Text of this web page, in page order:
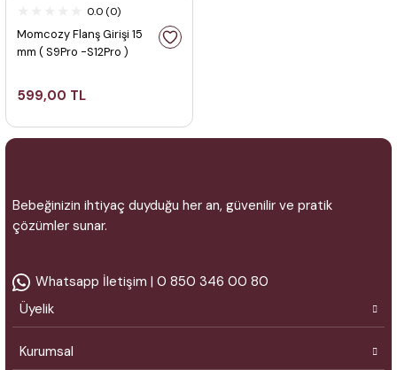
0.0 (0)
Momcozy Flanş Girişi 15
mm ( S9Pro -S12Pro )
599,00 TL
Bebeğinizin ihtiyaç duyduğu her an, güvenilir ve pratik
çözümler sunar.
Whatsapp İletişim | 0 850 346 00 80
Üyelik
Kurumsal